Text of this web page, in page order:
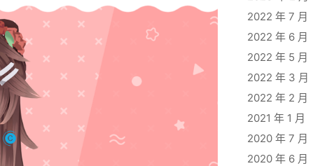
2022 年 7 月
2022 年 6 月
2022 年 5 月
2022 年 3 月
2022 年 2 月
2021 年 1 月
2020 年 7 月
2020 年 6 月